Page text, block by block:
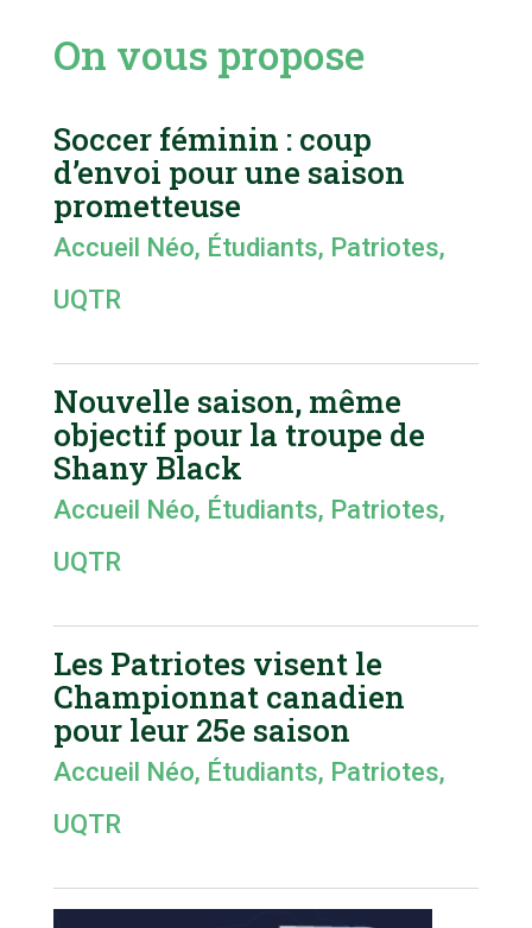
On vous propose
Soccer féminin : coup
d’envoi pour une saison
prometteuse
Accueil Néo, Étudiants, Patriotes,
UQTR
Nouvelle saison, même
objectif pour la troupe de
Shany Black
Accueil Néo, Étudiants, Patriotes,
UQTR
Les Patriotes visent le
Championnat canadien
pour leur 25e saison
Accueil Néo, Étudiants, Patriotes,
UQTR